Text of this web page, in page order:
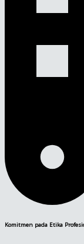
Komitmen pada Etika